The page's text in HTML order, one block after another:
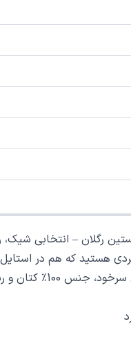
رگلان – انتخابی
هستید که هم در
که به ترکیب راحتی و استایل اهمیت می‌دهند.